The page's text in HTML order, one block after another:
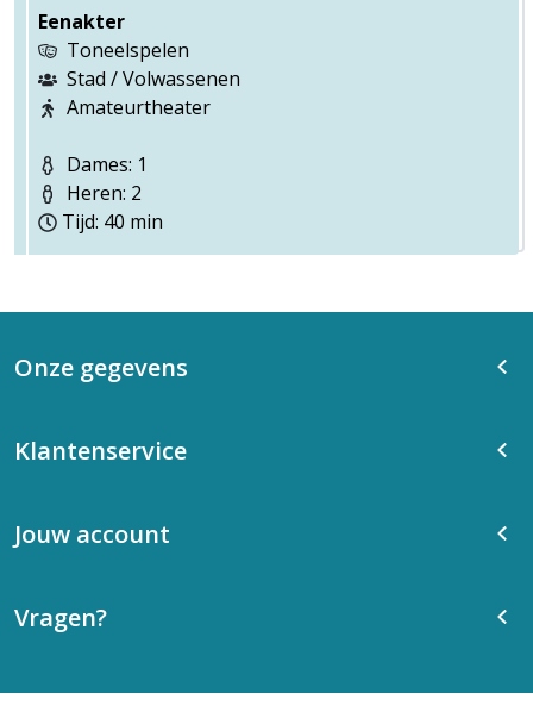
Eenakter
Toneelspelen
Stad / Volwassenen
Amateurtheater
Dames: 1
Heren: 2
Tijd: 40 min
Onze gegevens
Klantenservice
Jouw account
Vragen?